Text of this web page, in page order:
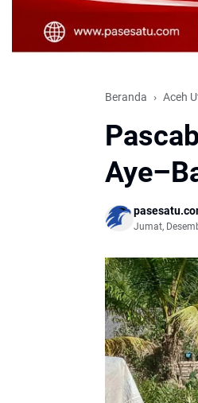
Beranda Aceh
Jumat,